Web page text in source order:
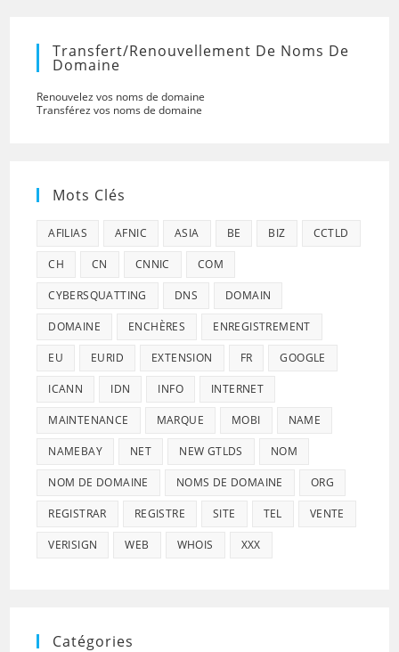
Transfert/renouvellement De Noms De
Domaine
Renouvelez vos noms de domaine
Transférez vos noms de domaine
Mots Clés
AFILIAS AFNIC ASIA BE BIZ CCTLD
CH CN CNNIC COM
CYBERSQUATTING DNS DOMAIN
DOMAINE ENCHÈRES ENREGISTREMENT
EU EURID EXTENSION FR GOOGLE
ICANN IDN INFO INTERNET
MAINTENANCE MARQUE MOBI NAME
NAMEBAY NET NEW GTLDS NOM
NOM DE DOMAINE NOMS DE DOMAINE ORG
REGISTRAR REGISTRE SITE TEL VENTE
VERISIGN WEB WHOIS XXX
Catégories